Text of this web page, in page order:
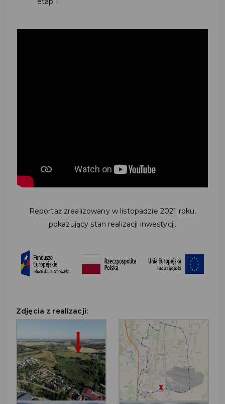
Reportaż zrealizowany w listopadzie 2021 roku,
pokazujący stan realizacji inwestycji.
Zdjęcia z realizacji: